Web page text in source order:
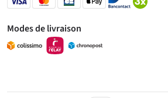
Modes de livraison